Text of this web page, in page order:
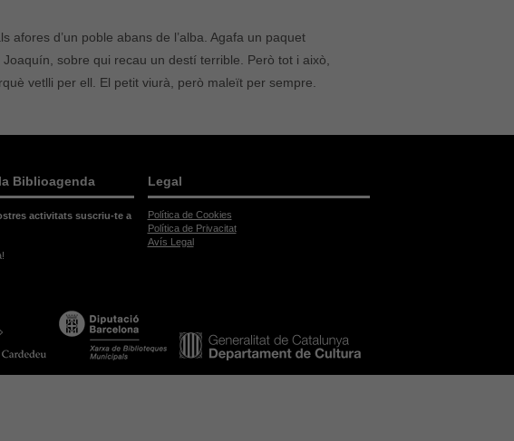
d’un poble abans de l’alba. Agafa un paquet
sobre qui recau un destí terrible. Però tot i això,
vetlli per ell. El petit viurà, però maleït per sempre.
Biblioagenda
activitats suscriu-te a
Legal
Política de Cookies
Política de Privacitat
Avís Legal